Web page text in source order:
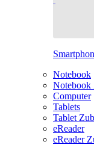
Notebook
Notebook
Computer
Tablets
Tablet
eReader
eReader